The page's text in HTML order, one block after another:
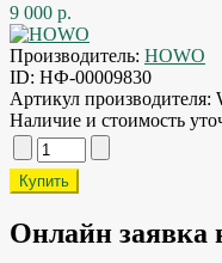
9 000 р.
Производитель: HOWO
ID: НФ-00009830
Артикул производителя:
Наличие и стоимость
Онлайн заявка